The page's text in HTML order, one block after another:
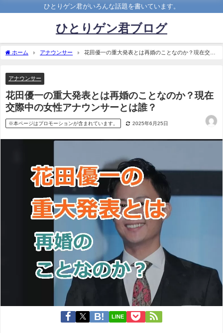
ひとりゲン君がいろんな話題を書いています。
ひとりゲン君ブログ
ホーム アナウンサー
花田優一の重大発表とは再婚のことなのか？現在交際
アナウンサー
花田優一の重大発表とは再婚のことなのか？現在
交際中の女性アナウンサーとは誰？
※本ページはプロモーションが含まれています。 2025年6月25日
LINE